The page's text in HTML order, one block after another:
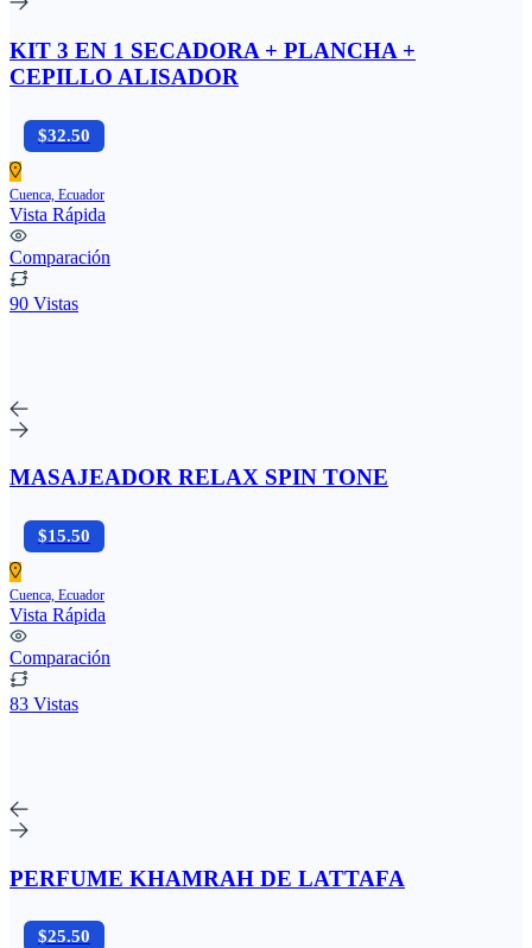
KIT 3 EN 1 SECADORA + PLANCHA +
CEPILLO ALISADOR
$32.50
Cuenca, Ecuador
Vista Rápida
Comparación
90 Vistas
MASAJEADOR RELAX SPIN TONE
$15.50
Cuenca, Ecuador
Vista Rápida
Comparación
83 Vistas
PERFUME KHAMRAH DE LATTAFA
$25.50